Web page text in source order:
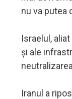
nu va putea
Israelul,
şi ale
Iranul a